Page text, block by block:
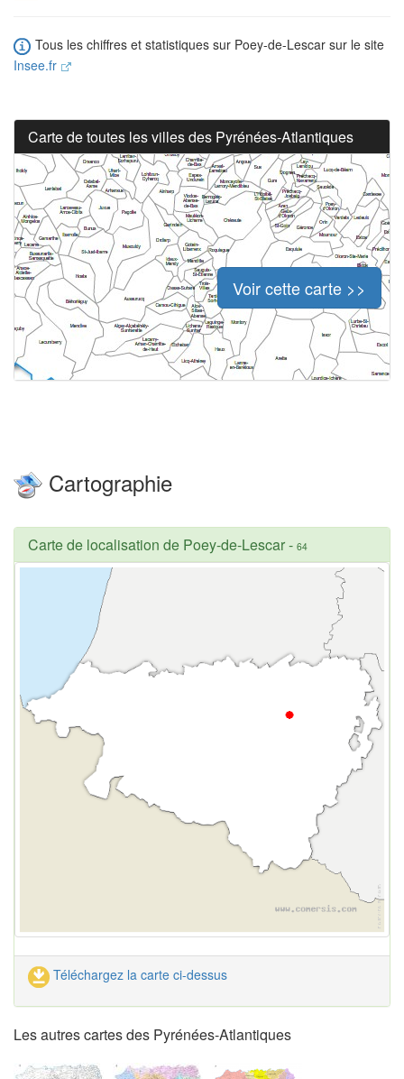
Tous les chiffres et statistiques sur Poey-de-Lescar sur le site
Insee.fr
Carte de toutes les villes des Pyrénées-Atlantiques
Voir cette carte >>
Cartographie
Carte de localisation de Poey-de-Lescar- 64
Téléchargez la carte ci-dessus
Les autres cartes des Pyrénées-Atlantiques